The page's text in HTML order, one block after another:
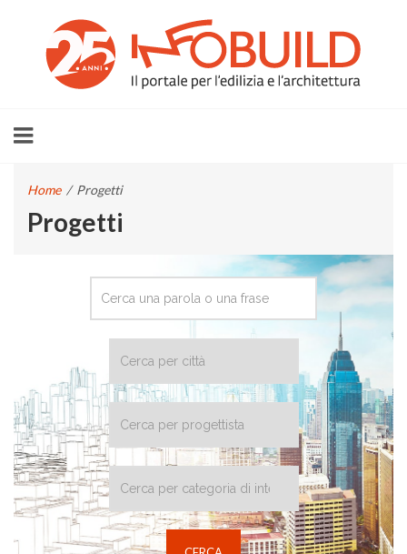
Home / Progetti
Progetti